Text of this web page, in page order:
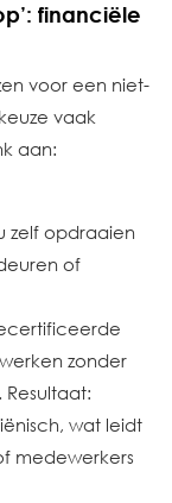
financiële
voor een niet-
vaak
aan:
zelf opdraaien
of
zonder
wat leidt
medewerkers